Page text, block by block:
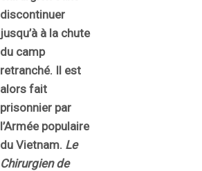
discontinuer
jusqu’à à la chute
du camp
retranché. Il est
alors fait
prisonnier par
l’Armée populaire
du Vietnam. Le
Chirurgien de